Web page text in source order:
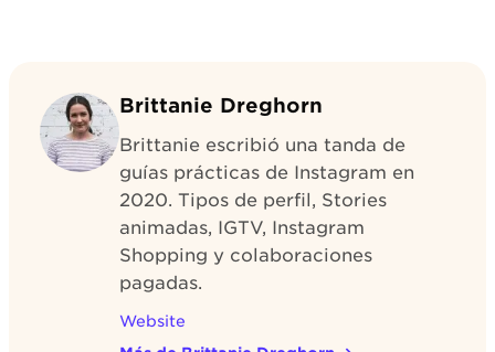
Brittanie Dreghorn
Brittanie escribió una tanda de
guías prácticas de Instagram en
2020. Tipos de perfil, Stories
animadas, IGTV, Instagram
Shopping y colaboraciones
pagadas.
Website